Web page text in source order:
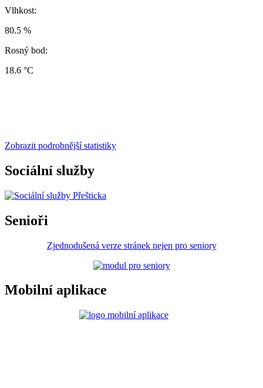
Vlhkost:
80.5 %
Rosný bod:
18.6 °C
Zobrazit podrobnější statistiky
Sociální služby
Senioři
Zjednodušená verze stránek nejen pro seniory
Mobilní aplikace